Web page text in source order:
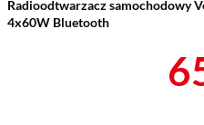
Radioodtwarzacz samochodowy
4x60W Bluetooth